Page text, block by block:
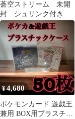
蒼空ストリーム 未開
封 シュリンク付き
¥4,680
ポケモンカード 遊戯王
兼用 BOX用プラスチッ